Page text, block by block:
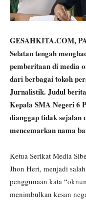
GESAHKITA.COM,
Selatan tengah
pemberitaan di media
dari berbagai tokoh
Jurnalistik. Judul
Kepala SMA Negeri 6
dianggap tidak sejalan
mencemarkan nama
Ketua Serikat Media
Jhon Heri, menjadi
penggunaan kata
menimbulkan kesan